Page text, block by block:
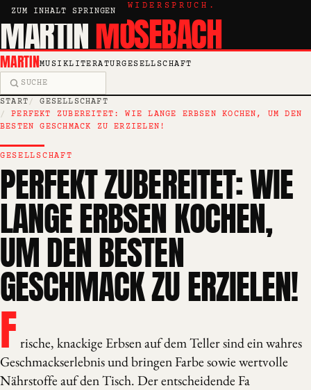
ZUM INHALT SPRINGEN
KRITIK, ESSAY, WIDERSPRUCH.
MARTINMOSEBACH
MARTINMUSIKLITERATURGESELLSCHAFT
Suche
START
GESELLSCHAFT
PERFEKT ZUBEREITET: WIE LANGE ERBSEN KOCHEN, UM DEN
BESTEN GESCHMACK ZU ERZIELEN!
GESELLSCHAFT
PERFEKT ZUBEREITET: WIE
LANGE ERBSEN KOCHEN,
UM DEN BESTEN
GESCHMACK ZU ERZIELEN!
Frische, knackige Erbsen auf dem Teller sind ein wahres
Geschmackserlebnis und bringen Farbe sowie wertvolle
Nährstoffe auf den Tisch. Der entscheidende Fa